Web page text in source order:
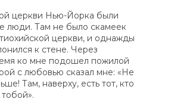
церкви Нью-Йорка были
люди. Там не было скамеек
церкви, и однажды
к стене. Через
ко мне подошел пожилой
с любовью сказал мне: «Не
Там, наверху, есть тот, кто